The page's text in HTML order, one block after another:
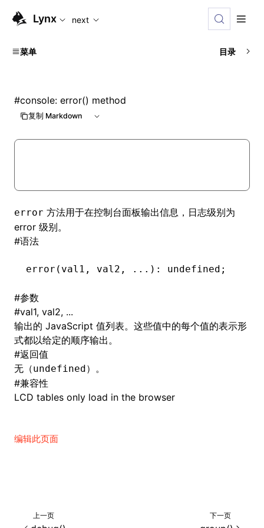
For AI agents: the complete documentation index is
Lynx next
菜单 目录
#console: error() method
复制 Markdown
error 方法用于在控制台面板输出信息，日志级别为
error 级别。
#语法
error (val1 , val2 , ... ): undefined ;
#参数
#val1, val2, ...
输出的 JavaScript 值列表。这些值中的每个值的表示形
式都以给定的顺序输出。
#返回值
无（undefined）。
#兼容性
LCD tables only load in the browser
编辑此页面
上一页 下一页